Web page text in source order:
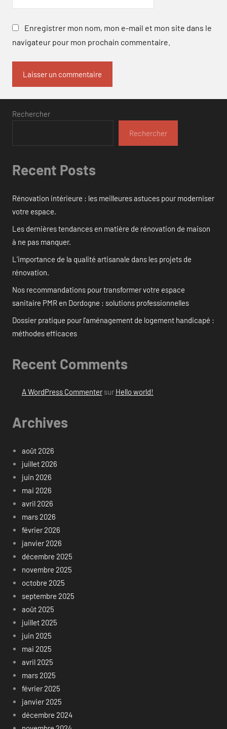
Enregistrer mon nom, mon e-mail et mon site dans le
navigateur pour mon prochain commentaire.
Rechercher
Rechercher
Recent Posts
Rénovation intérieure : les meilleures astuces pour moderniser
votre espace.
Les dernières tendances en matière de rénovation de maison
à ne pas manquer.
L’importance de la qualité artisanale dans les projets de
rénovation.
Nos recommandations pour transformer votre espace
sanitaire PMR en Dordogne : solutions professionnelles
Dossier pratique pour l’aménagement de logement handicapé :
méthodes efficaces
Recent Comments
A WordPress Commentersur Hello world!
Archives
août 2026
juillet 2026
juin 2026
mai 2026
avril 2026
mars 2026
février 2026
janvier 2026
décembre 2025
novembre 2025
octobre 2025
septembre 2025
août 2025
juillet 2025
juin 2025
mai 2025
avril 2025
mars 2025
février 2025
janvier 2025
décembre 2024